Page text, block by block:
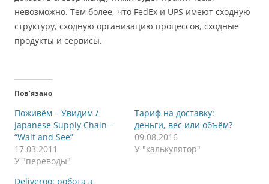
невозможно. Тем более, что FedEx и UPS имеют сходную
структуру, сходную организацию процессов, сходные
продукты и сервисы.
Пов’язано
Поживём – Увидим /
Japanese Supply Chain –
“Wait and See”
17.03.2011
У "переводы"
Тариф на доставку:
деньги, вес или объём?
09.08.2016
У "калькулятор"
Deliveroo: робота з